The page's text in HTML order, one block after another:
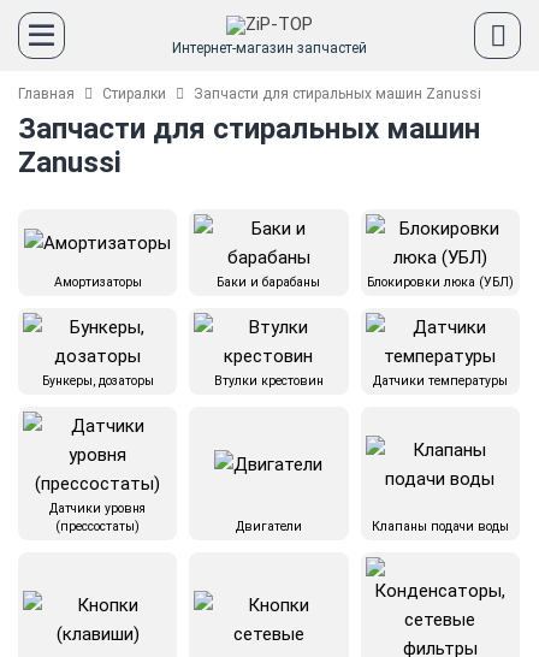
Интернет-магазин запчастей
Главная Стиралки Запчасти для стиральных машин Zanussi
Запчасти для стиральных машин
Zanussi
Амортизаторы Баки и барабаны Блокировки люка (УБЛ)
Бункеры, дозаторы Втулки крестовин Датчики температуры
Датчики уровня
(прессостаты)
Двигатели Клапаны подачи воды